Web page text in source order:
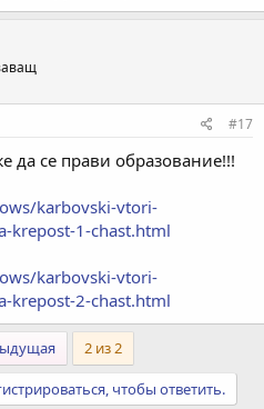
#17
да се прави образование!!!
karbovski-vtori-
krepost-1-chast.html
karbovski-vtori-
krepost-2-chast.html
2 из 2
чтобы ответить.